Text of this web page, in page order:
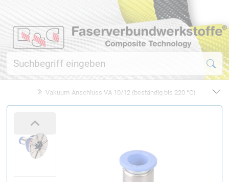
Vakuum-Anschluss VA 10/12 (beständig bis 220 °C)